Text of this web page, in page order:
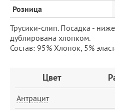
Розница
Трусики-слип. Посадка -
дублирована хлопком.
Состав: 95% Хлопок, 5%
ЗаказЦвет
Антрацит